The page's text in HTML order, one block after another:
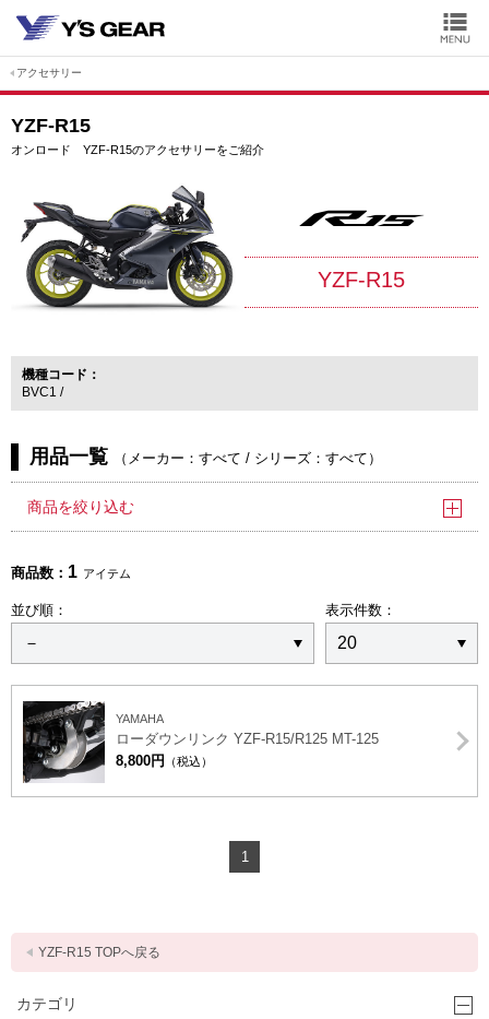
アクセサリー
YZF-R15
オンロード YZF-R15のアクセサリーをご紹介
YZF-R15
機種コード
BVC1
用品一覧 （ メーカー：すべて / シリーズ：すべて ）
商品を絞り込む
商品数： 1 アイテム
並び順： 表示件数：
YAMAHA
ローダウンリンク YZF-R15/R125 MT-125
8,800円
（税込）
1
YZF-R15 TOPへ戻る
カテゴリ